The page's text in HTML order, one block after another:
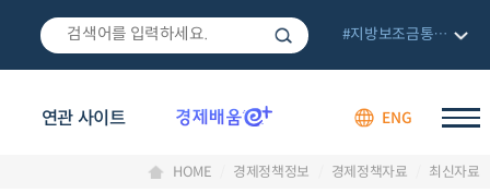
연관 사이트 ENG
#지방보조금통합관리망
HOME 경제정책정보 경제정책자료 최신자료